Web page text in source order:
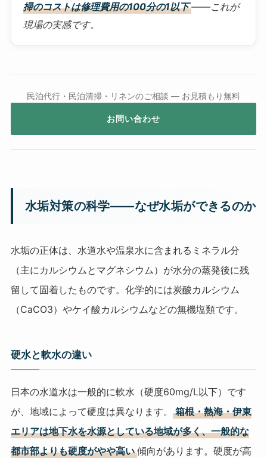
掃のコストは修理費用の100分の1以下 ——これが
現場の実感です。
民泊代行・民泊清掃・リネンのご相談 — お見積もり無料
お問い合わせ
水垢対策の科学——なぜ水垢ができるのか
水垢の正体は、水道水や温泉水に含まれるミネラル分
（主にカルシウムとマグネシウム）が水分の蒸発後に残
留して固着したものです。化学的には炭酸カルシウム
（CaCO3）やケイ酸カルシウムなどの無機塩類です。
硬水と軟水の違い
日本の水道水は一般的に軟水（硬度60mg/L以下）です
が、地域によって硬度は異なります。
箱根・熱海・伊東
エリアは地下水を水源としている地域が多く、一般的な
都市部よりも硬度がやや高い 傾向があります。硬度が高